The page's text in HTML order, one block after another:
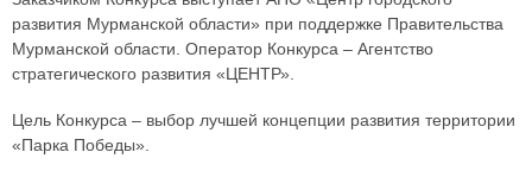
развития Мурманской области» при поддержке Правительства
Мурманской области. Оператор Конкурса – Агентство
стратегического развития «ЦЕНТР».
Цель Конкурса – выбор лучшей концепции развития территории
«Парка Победы».